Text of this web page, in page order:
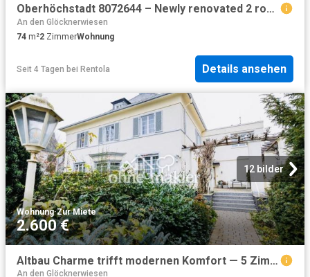
Oberhöchstadt 8072644 – Newly renovated 2 room apartment with a balcony in the leafy Kronberg Oberhöchstadt neighborhood
An den Glöcknerwiesen
74 m²2 ZimmerWohnung
Seit 4 Tagen bei Rentola Details ansehen
12 bilder
Wohnung·Zur Miete
2.600 €
Altbau Charme trifft modernen Komfort — 5 Zimmer, 140 m², 1.OG, Garten & Licht | Bad Homburg‑Kirdorf
An den Glöcknerwiesen